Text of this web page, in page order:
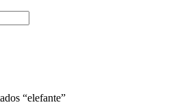
“elefante”